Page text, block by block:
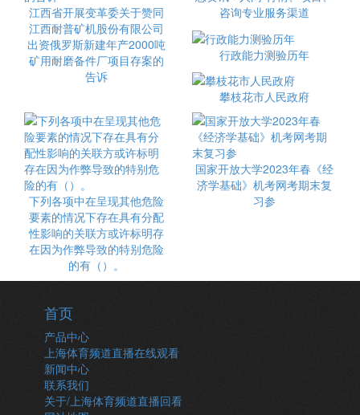
江西省开展变革委关于赞同
江西耐普矿机股份有限公司
出资俄罗斯新建年产2000吨
矿用耐磨备件厂项目存案的
告诉
咨询专业服务渠道
行政能力测验历年
攀枝花市人民政府
下列各项中在呈现其他危险
要素的情况下存在具有分配
性影响的关联方或许标明存
在因为作弊导致的特别危险
的有（）。
国家开放大学2023年春《经
济学基础》机考网考期末复
习参
首页
产品中心
上海体育频道直播在线观看
新闻中心
联系我们
关于/上海体育频道直播回看